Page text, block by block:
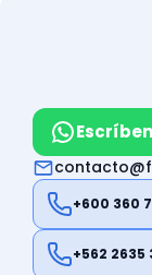
+600 360
+562 2635